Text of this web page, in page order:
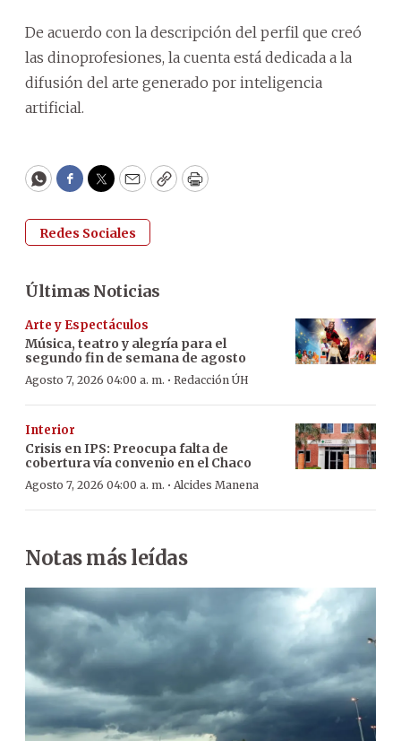
De acuerdo con la descripción del perfil que creó
las dinoprofesiones, la cuenta está dedicada a la
difusión del arte generado por inteligencia
artificial.
WhatsApp
Facebook
Twitter
EmailCopyPrint
Redes Sociales
Últimas Noticias
Arte y Espectáculos
Música, teatro y alegría para el
segundo fin de semana de agosto
Agosto 7, 2026 04:00 a. m. · Redacción ÚH
Interior
Crisis en IPS: Preocupa falta de
cobertura vía convenio en el Chaco
Agosto 7, 2026 04:00 a. m. · Alcides Manena
Notas más leídas